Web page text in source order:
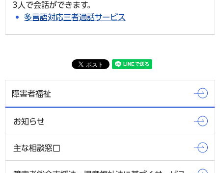
3人で会話ができます。
多言語対応三者通話サービス
障害者福祉
お知らせ
主な相談窓口